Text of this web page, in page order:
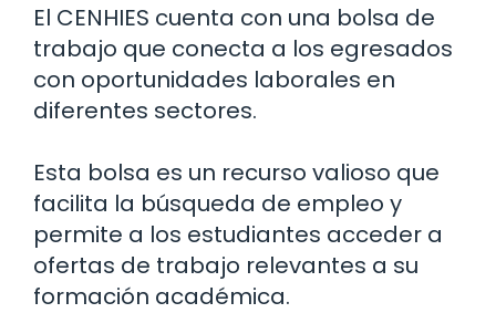
El CENHIES cuenta con una bolsa de
trabajo que conecta a los egresados
con oportunidades laborales en
diferentes sectores.
Esta bolsa es un recurso valioso que
facilita la búsqueda de empleo y
permite a los estudiantes acceder a
ofertas de trabajo relevantes a su
formación académica.